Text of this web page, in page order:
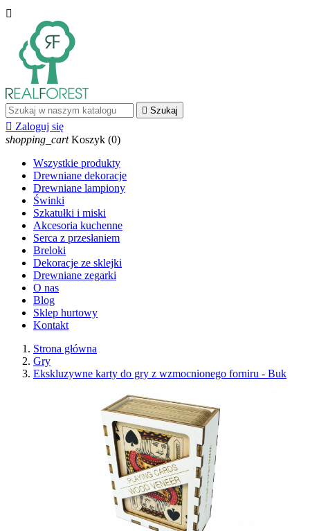

 Szukaj
 Zaloguj się
shopping_cart Koszyk (0)
Wszystkie produkty
Drewniane dekoracje
Drewniane lampiony
Świnki
Szkatułki i miski
Akcesoria kuchenne
Serca z przesłaniem
Breloki
Dekoracje ze sklejki
Drewniane zegarki
O nas
Blog
Sklep hurtowy
Kontakt
Strona główna
Gry
Ekskluzywne karty do gry z wzmocnionego forniru - Buk